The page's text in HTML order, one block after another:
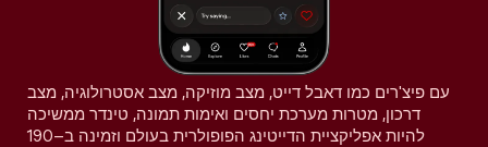
עם פיצ'רים כמו דאבל דייט, מצב מוזיקה, מצב אסטרולוגיה, מצב
דרכון, מטרות מערכת יחסים ואימות תמונה, טינדר ממשיכה
להיות אפליקציית הדייטינג הפופולרית בעולם וזמינה ב–190